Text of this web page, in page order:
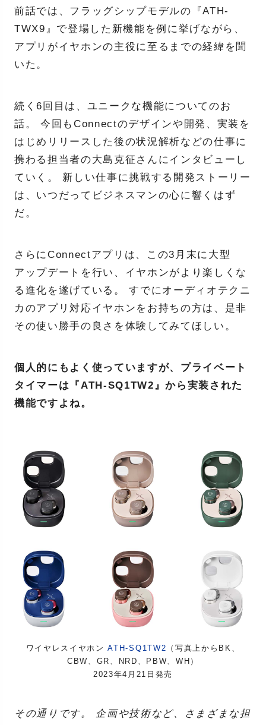
前話では、フラッグシップモデルの『ATH-
TWX9』で登場した新機能を例に挙げながら、
アプリがイヤホンの主役に至るまでの経緯を聞
いた。
続く6回目は、ユニークな機能についてのお
話。 今回もConnectのデザインや開発、実装を
はじめリリースした後の状況解析などの仕事に
携わる担当者の大島克征さんにインタビューし
ていく。 新しい仕事に挑戦する開発ストーリー
は、いつだってビジネスマンの心に響くはず
だ。
さらにConnectアプリは、この3月末に大型
アップデートを行い、イヤホンがより楽しくな
る進化を遂げている。 すでにオーディオテクニ
カのアプリ対応イヤホンをお持ちの方は、是非
その使い勝手の良さを体験してみてほしい。
個人的にもよく使っていますが、プライベート
タイマーは『ATH-SQ1TW2』から実装された
機能ですよね。
ワイヤレスイヤホンATH-SQ1TW2 （写真上からBK、
CBW、GR、NRD、PBW、WH）
2023年4月21日発売
その通りです。 企画や技術など、さまざまな担